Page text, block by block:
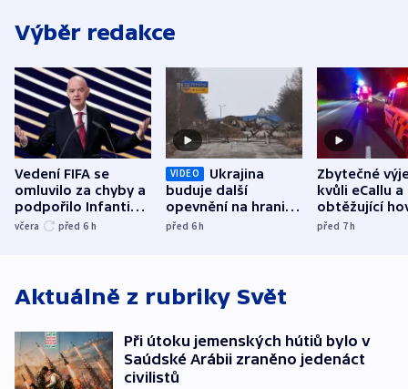
Výběr redakce
Vedení FIFA se
omluvilo za chyby a
podpořilo Infantina.
UEFA trvá na
včera před 6 h
VIDEO
Ukrajina
buduje další
opevnění na hranici
s Běloruskem
před 6h
Zbytečné
kvůli eCallu a
obtěžující
zdržují
před 7h
Aktuálně z rubriky Svět
Při útoku jemenských hútiů bylo v
Saúdské Arábii zraněno jedenáct
civilistů